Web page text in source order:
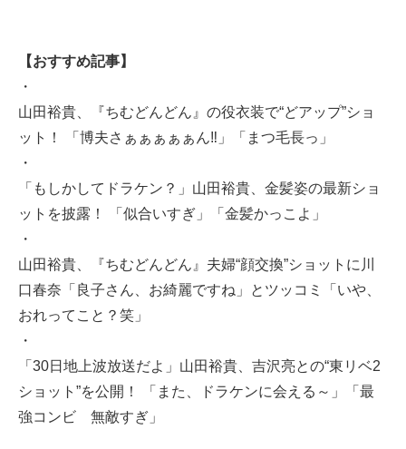
【おすすめ記事】
・
山田裕貴、『ちむどんどん』の役衣装で“どアップ”ショ
ット！ 「博夫さぁぁぁぁぁん‼️」「まつ毛長っ」
・
「もしかしてドラケン？」山田裕貴、金髪姿の最新ショ
ットを披露！ 「似合いすぎ」「金髪かっこよ」
・
山田裕貴、『ちむどんどん』夫婦“顔交換”ショットに川
口春奈「良子さん、お綺麗ですね」とツッコミ「いや、
おれってこと？笑」
・
「30日地上波放送だよ」山田裕貴、吉沢亮との“東リベ2
ショット”を公開！ 「また、ドラケンに会える～」「最
強コンビ 無敵すぎ」